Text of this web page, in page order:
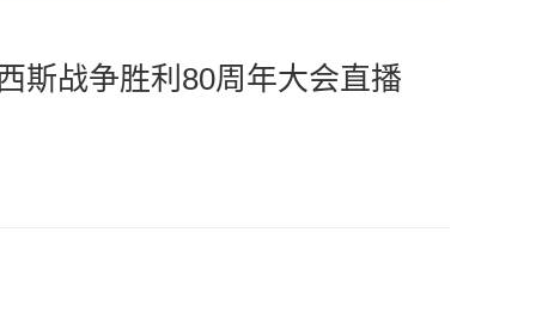
斯战争胜利80周年大会直播